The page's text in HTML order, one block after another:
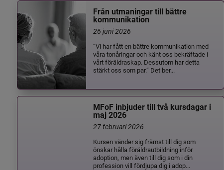
Från utmaningar till bättre
kommunikation
26 juni 2026
”Vi har fått en bättre kommunikation med
våra tonåringar och känt oss bekräftade i
vårt föräldraskap. Dessutom har detta
stärkt oss som par.” Det ber...
MFoF inbjuder till två kursdagar i
maj 2026
27 februari 2026
Kursen vänder sig främst till dig som
önskar hålla föräldrautbildning inför
adoption, men även till dig som i din
profession vill fördjupa dig i adop...